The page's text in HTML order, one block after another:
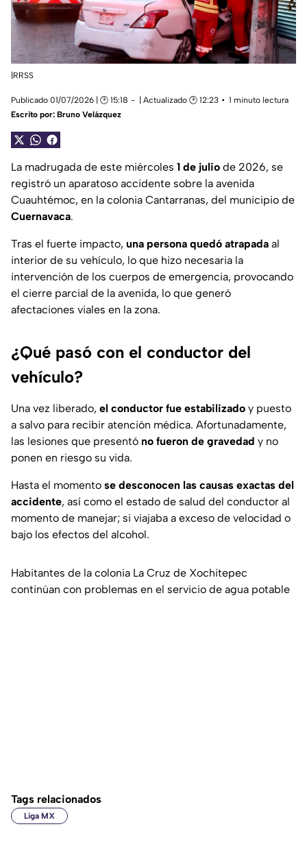
|RRSS
Publicado 01/07/2026 | 🕑 15:18 | Actualizado 🕑 12:23
1 minuto lectura
Escrito por: Bruno Velázquez
La madrugada de este miércoles 1 de julio de 2026, se
registró un aparatoso accidente sobre la avenida
Cuauhtémoc, en la colonia Cantarranas, del municipio de
Cuernavaca.
Tras el fuerte impacto, una persona quedó atrapada al
interior de su vehículo, lo que hizo necesaria la
intervención de los cuerpos de emergencia, provocando
el cierre parcial de la avenida, lo que generó
afectaciones viales en la zona.
¿Qué pasó con el conductor del
vehículo?
Una vez liberado, el conductor fue estabilizado y puesto
a salvo para recibir atención médica. Afortunadamente,
las lesiones que presentó no fueron de gravedad y no
ponen en riesgo su vida.
Hasta el momento se desconocen las causas exactas del
accidente, así como el estado de salud del conductor al
momento de manejar; si viajaba a exceso de velocidad o
bajo los efectos del alcohol.
Habitantes de la colonia La Cruz de Xochitepec
continúan con problemas en el servicio de agua potable
Tags relacionados
Liga MX